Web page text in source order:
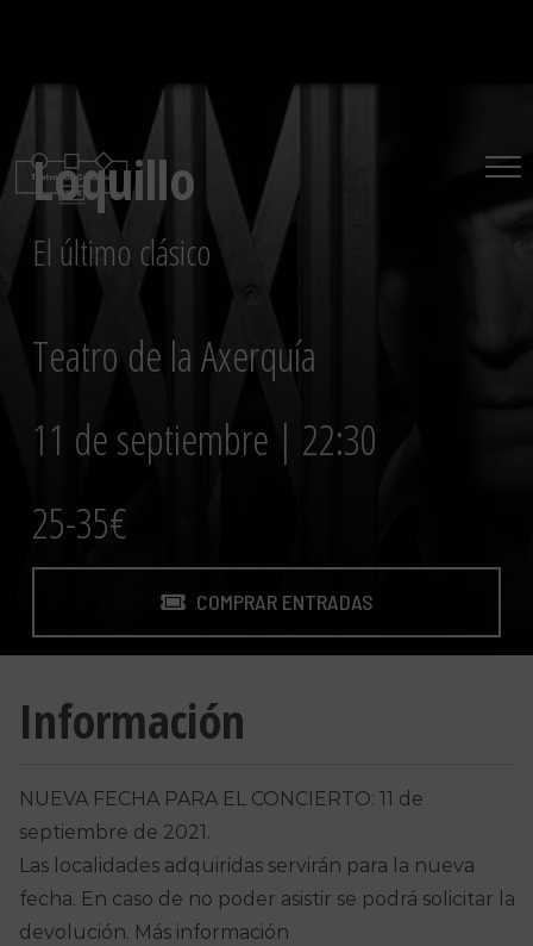
contenido
Loquillo
El último clásico
Teatro de la Axerquía
11 de septiembre | 22:30
25-35€
COMPRAR ENTRADAS
Información
NUEVA FECHA PARA EL CONCIERTO: 11 de
septiembre de 2021.
Las localidades adquiridas servirán para la nueva
fecha. En caso de no poder asistir se podrá solicitar la
devolución. Más información